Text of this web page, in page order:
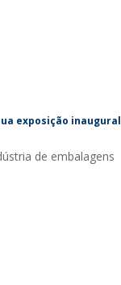
exposição inaugural
de embalagens